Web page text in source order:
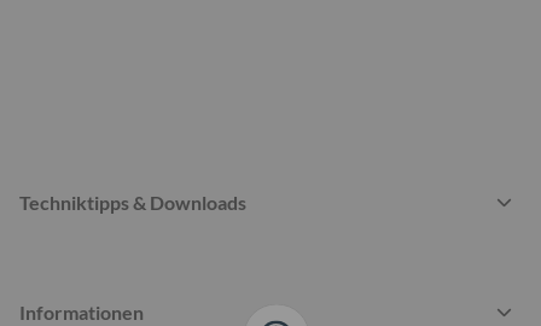
Techniktipps & Downloads
Informationen